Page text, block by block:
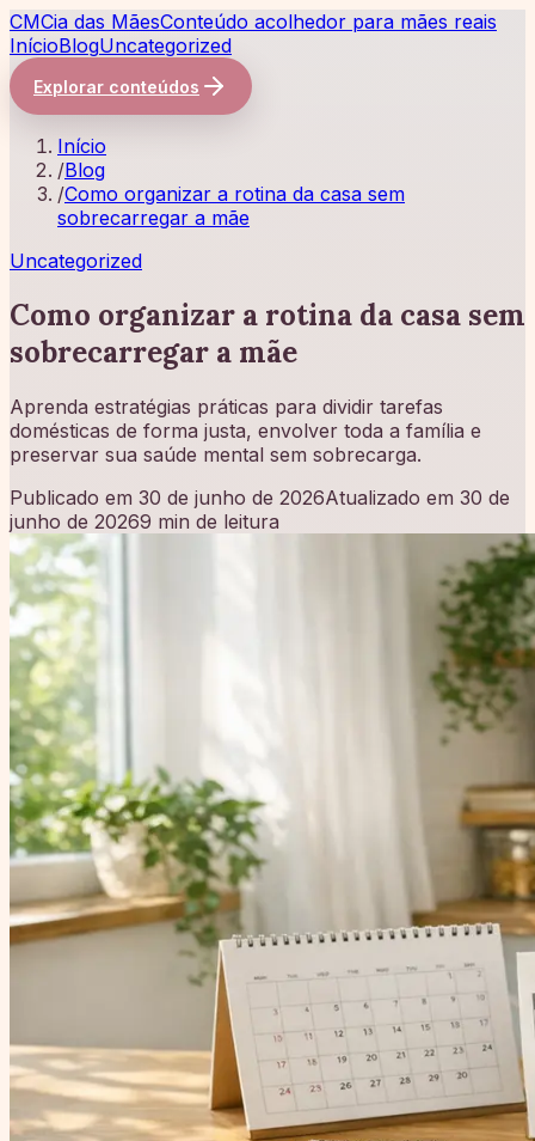
CMCia das MãesConteúdo acolhedor para mães reais
InícioBlogUncategorized
Explorar conteúdos
Início
/Blog
/Como organizar a rotina da casa sem
sobrecarregar a mãe
Uncategorized
Como organizar a rotina da casa sem
sobrecarregar a mãe
Aprenda estratégias práticas para dividir tarefas
domésticas de forma justa, envolver toda a família e
preservar sua saúde mental sem sobrecarga.
Publicado em 30 de junho de 2026Atualizado em 30 de
junho de 20269 min de leitura